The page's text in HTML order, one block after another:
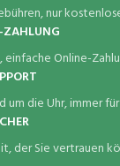
nur
einfache Online-
um die Uhr, immer
der Sie vertrauen